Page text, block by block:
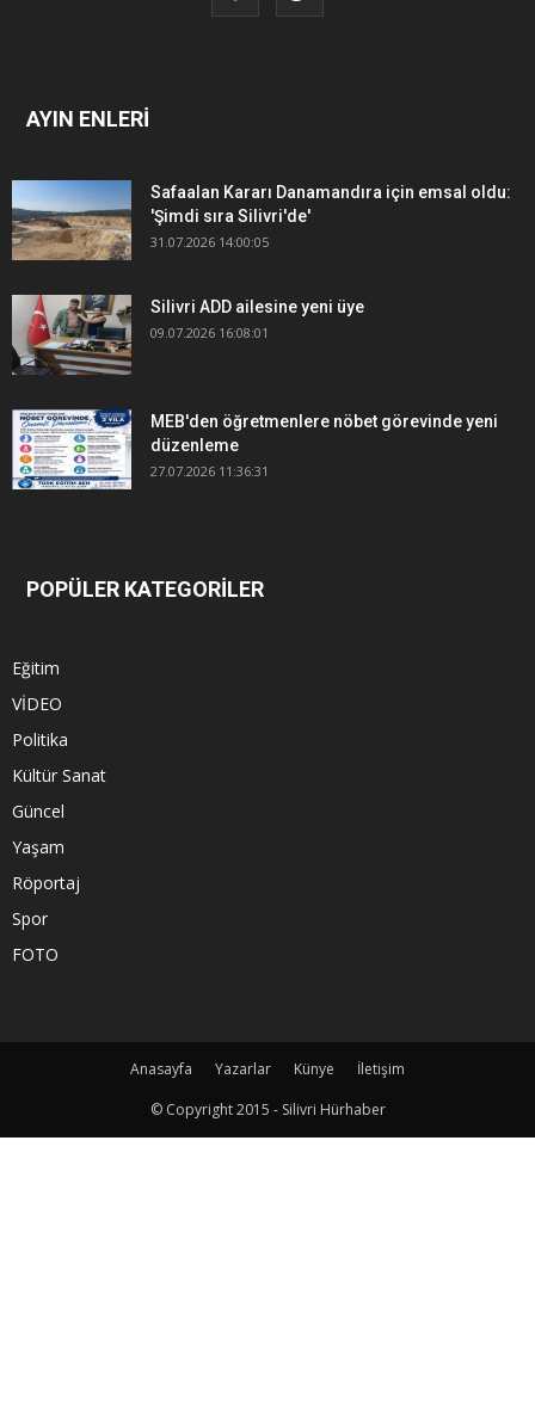
AYIN ENLERİ
Safaalan Kararı Danamandıra için emsal oldu:
'Şimdi sıra Silivri'de'
31.07.2026 14:00:05
Silivri ADD ailesine yeni üye
09.07.2026 16:08:01
MEB'den öğretmenlere nöbet görevinde yeni
düzenleme
27.07.2026 11:36:31
POPÜLER KATEGORİLER
Eğitim
VİDEO
Politika
Kültür Sanat
Güncel
Yaşam
Röportaj
Spor
FOTO
Anasayfa Yazarlar Künye
İletişim
© Copyright 2015 - Silivri Hürhaber